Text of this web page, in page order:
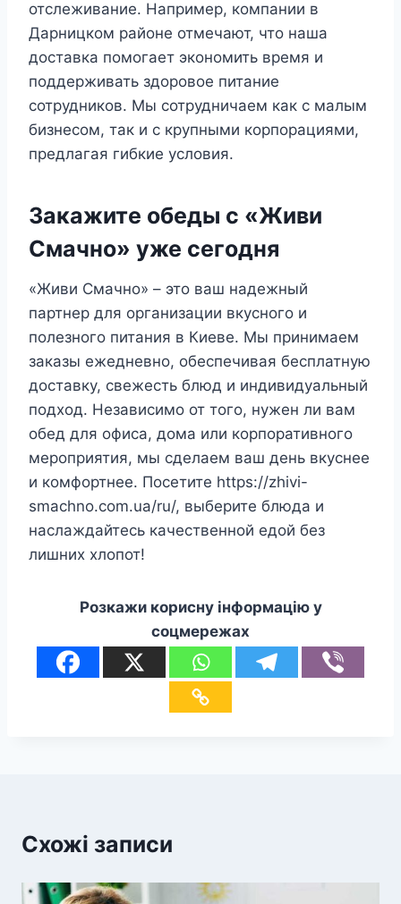
отслеживание. Например, компании в
Дарницком районе отмечают, что наша
доставка помогает экономить время и
поддерживать здоровое питание
сотрудников. Мы сотрудничаем как с малым
бизнесом, так и с крупными корпорациями,
предлагая гибкие условия.
Закажите обеды с «Живи
Смачно» уже сегодня
«Живи Смачно» – это ваш надежный
партнер для организации вкусного и
полезного питания в Киеве. Мы принимаем
заказы ежедневно, обеспечивая бесплатную
доставку, свежесть блюд и индивидуальный
подход. Независимо от того, нужен ли вам
обед для офиса, дома или корпоративного
мероприятия, мы сделаем ваш день вкуснее
и комфортнее. Посетите https://zhivi-
smachno.com.ua/ru/, выберите блюда и
наслаждайтесь качественной едой без
лишних хлопот!
Розкажи корисну інформацію у
соцмережах
Схожі записи